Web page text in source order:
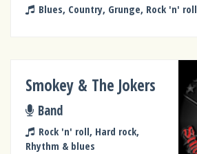
Blues, Country, Grunge, Rock 'n' roll
Smokey & The Jokers
Band
Rock 'n' roll, Hard rock,
Rhythm & blues